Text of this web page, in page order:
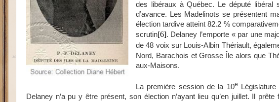
des libéraux à Québec. Le député libéral
d’avance. Les Madelinots se présentent
élection tardive atteint 82.2 %
scrutin[6]. Delaney l’emporte « par une
de 48 voix sur Louis-Albin Thériault,
Nord, Barachois et Grosse Île alors que
aux-Maisons.
La première session de la 10e
Delaney n’a pu y être présent, son élection n’ayant lieu qu’en juillet. Il